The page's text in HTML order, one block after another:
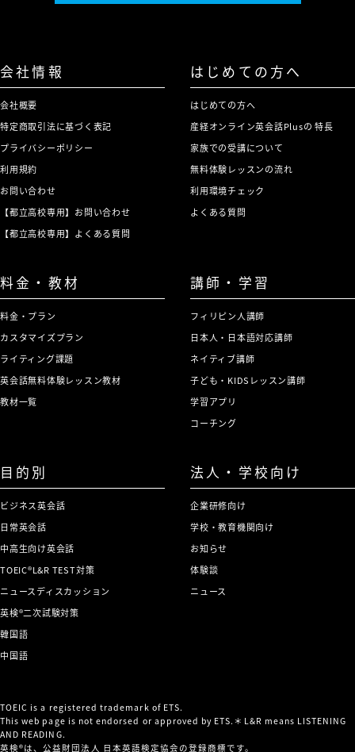
会社情報
会社概要
特定商取引法に基づく表記
プライバシーポリシー
利用規約
お問い合わせ
【都立高校専用】お問い合わせ
【都立高校専用】よくある質問
はじめての方へ
はじめての方へ
産経オンライン英会話Plusの 特長
家族での受講について
無料体験レッスンの流れ
利用環境チェック
よくある質問
料金・教材
料金・プラン
カスタマイズプラン
ライティング課題
英会話無料体験レッスン教材
教材一覧
講師・学習
フィリピン人講師
日本人・日本語対応講師
ネイティブ講師
子ども・KIDSレッスン講師
学習アプリ
コーチング
目的別
ビジネス英会話
日常英会話
中高生向け英会話
TOEIC®L&R TEST対策
ニュースディスカッション
英検®二次試験対策
韓国語
中国語
法人・学校向け
企業研修向け
学校・教育機関向け
お知らせ
体験談
ニュース
TOEIC is a registered trademark of ETS.
This web page is not endorsed or approved by ETS.＊L&R means LISTENING
AND READING.
英検®は、公益財団法人 日本英語検定協会の登録商標です。